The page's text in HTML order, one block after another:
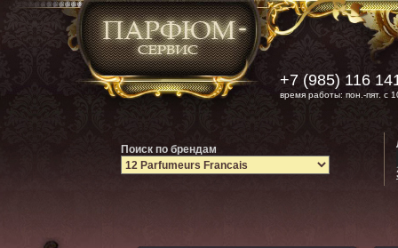
+7 (985) 116
время работы: пон.-пят. с
Поиск по брендам